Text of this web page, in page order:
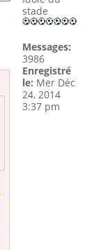
stade
Messages:
3986
Enregistré
le: Mer Déc
24, 2014
3:37 pm